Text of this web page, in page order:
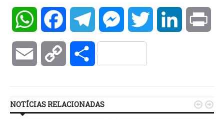
WhatsAppFacebookTelegramMessengerTwitter LinkedIn
Email Copy Compartilhar
NOTÍCIAS RELACIONADAS  